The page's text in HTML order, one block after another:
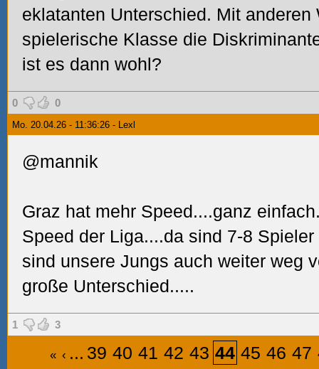
eklatanten Unterschied. Mit
spielerische Klasse die
ist es dann wohl?
0 0
Mo. 20.04.26 - 11:36:26 - Lexl
@mannik
Graz hat mehr Speed....ganz
Speed der Liga....da sind 7-8
sind unsere Jungs auch weiter weg
große Unterschied.....
1 3
« ‹ ... 39 40 41 42 43 44 45 46 47